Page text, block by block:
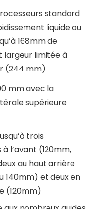
standard
liquide ou
168mm de
largeur limitée à
(244 mm)
mm avec la
supérieure
trois
l’avant (120mm,
au haut arrière
140mm) et deux en
(120mm)